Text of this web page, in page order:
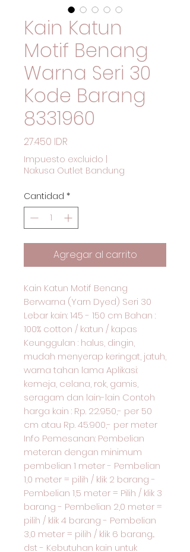
Kain Katun
Motif Benang
Warna Seri 30
Kode Barang
8331960
27.450 IDR
Impuesto excluido
Nakusa Outlet Bandung
Cantidad *
Agregar al carrito
Kain Katun Motif Benang
Berwarna (Yarn Dyed) Seri 30
Lebar kain: 145 - 150 cm Bahan :
100% cotton / katun / kapas
Keunggulan : halus, dingin,
mudah menyerap keringat, jatuh,
warna tahan lama Aplikasi:
kemeja, celana, rok, gamis,
seragam dan lain-lain Contoh
harga kain : Rp. 22.950,- per 50
cm atau Rp. 45.900,- per meter
Info Pemesanan: Pembelian
meteran dengan minimum
pembelian 1 meter - Pembelian
1,0 meter = pilih / klik 2 barang -
Pembelian 1,5 meter = Pilih / klik 3
barang - Pembelian 2,0 meter =
pilih / klik 4 barang - Pembelian
3,0 meter = pilih / klik 6 barang...
dst - Kebutuhan kain untuk